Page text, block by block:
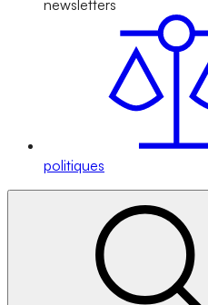
newsletters
politiques